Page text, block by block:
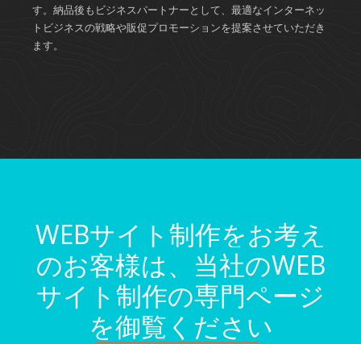
す。納品後もビジネスパートナーとして、最適なインターネッ
トビジネスの戦略や販促プロモーションを提案させていただき
ます。
WEBサイト制作をお考え
のお客様は、当社のWEB
サイト制作の専門ページ
を御覧ください